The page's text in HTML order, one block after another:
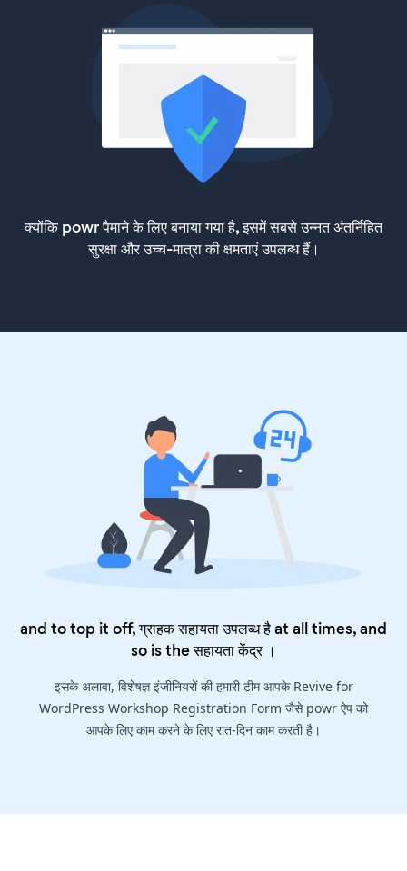
क्योंकि powr पैमाने के लिए बनाया गया है, इसमें सबसे उन्नत अंतर्निहित
सुरक्षा और उच्च-मात्रा की क्षमताएं उपलब्ध हैं।
and to top it off, ग्राहक सहायता उपलब्ध है at all times, and
so is theसहायता केंद्र।
इसके अलावा, विशेषज्ञ इंजीनियरों की हमारी टीम आपके Revive for
WordPress Workshop Registration Form जैसे powr ऐप को
आपके लिए काम करने के लिए रात-दिन काम करती है।